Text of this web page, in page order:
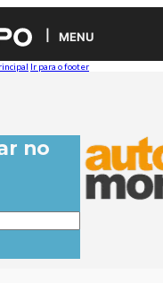
MENU
Ir para o footer
no